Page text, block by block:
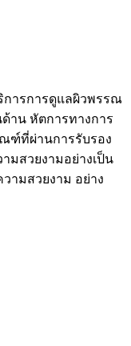
การการดูแลผิวพรรณ
าน หัตการทางการ
ฑ์ที่ผ่านการรับรอง
มสวยงามอย่างเป็น
ามสวยงาม อย่าง